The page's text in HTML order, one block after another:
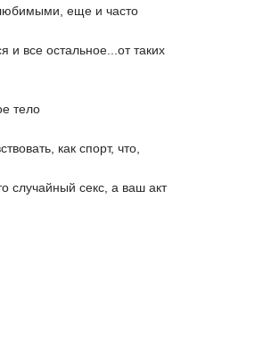
любимыми, еще и часто
и все остальное...от таких
тело
как спорт, что,
случайный секс, а ваш акт